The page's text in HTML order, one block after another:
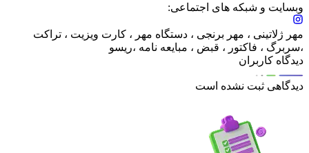
وبسایت و شبکه های اجتماعی:
مهر ژلاتینی ، مهر برنجی ، دستگاه مهر ، کارت ویزیت ، تراکت
،سربرگ ، فاکتور ، قبض ، مبایعه نامه ،ریسو
دیدگاه کاربران
دیدگاهی ثبت نشده است